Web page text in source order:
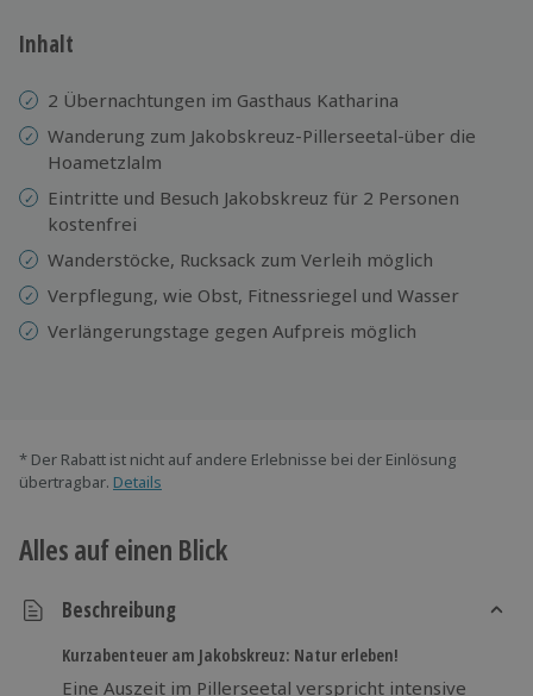
Inhalt
2 Übernachtungen im Gasthaus Katharina
Wanderung zum Jakobskreuz-Pillerseetal-über die
Hoametzlalm
Eintritte und Besuch Jakobskreuz für 2 Personen
kostenfrei
Wanderstöcke, Rucksack zum Verleih möglich
Verpflegung, wie Obst, Fitnessriegel und Wasser
Verlängerungstage gegen Aufpreis möglich
* Der Rabatt ist nicht auf andere Erlebnisse bei der Einlösung
übertragbar. Details
Alles auf einen Blick
Beschreibung
Kurzabenteuer am Jakobskreuz: Natur erleben!
Eine Auszeit im Pillerseetal verspricht intensive